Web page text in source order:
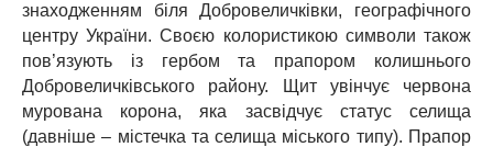
знаходженням біля Добровеличківки, географічного
центру України. Своєю колористикою символи також
пов’язують із гербом та прапором колишнього
Добровеличківського району. Щит увінчує червона
мурована корона, яка засвідчує статус селища
(давніше – містечка та селища міського типу). Прапор